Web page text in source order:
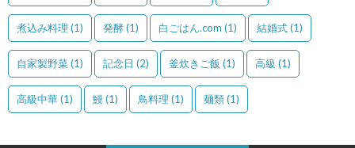
煮込み料理 (1) 発酵(1) 白ごはん.com (1) 結婚式(1)
自家製野菜(1) 記念日 (2) 釜炊きご飯 (1) 高級 (1)
高級中華(1) 鰻(1) 鳥料理 (1) 麺類(1)